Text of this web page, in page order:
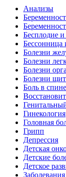
Анализы
Бесплодие
Бессонница
Болезни
Болезни
Болезни
Болезни
Боль в спине
Гинекология
Головная
Грипп
Депрессия
Детская
Детские
Детское